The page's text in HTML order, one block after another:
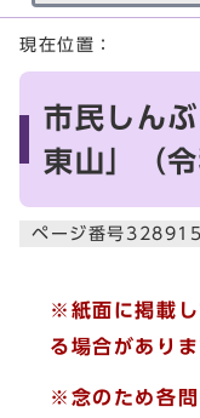
ここから本文です
現在位置：
市民しん
東山」（
ページ番号328915
※紙面に掲載し
る場合がありま
※念のため各問